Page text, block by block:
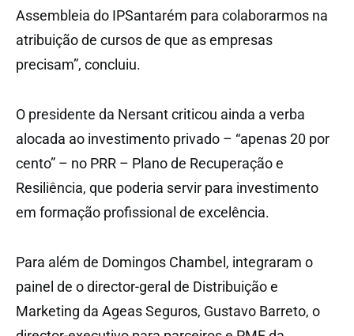
Assembleia do IPSantarém para colaborarmos na
atribuição de cursos de que as empresas
precisam”, concluiu.
O presidente da Nersant criticou ainda a verba
alocada ao investimento privado – “apenas 20 por
cento” – no PRR – Plano de Recuperação e
Resiliência, que poderia servir para investimento
em formação profissional de excelência.
Para além de Domingos Chambel, integraram o
painel de o director-geral de Distribuição e
Marketing da Ageas Seguros, Gustavo Barreto, o